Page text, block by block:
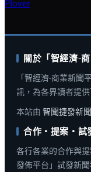
Plover
關於「智經濟-商
「智經濟-商業新
訊，為各界讀者提
本站由 智聞捷發新
合作・提案・試
各行各業的合作與
發佈平台」試發新